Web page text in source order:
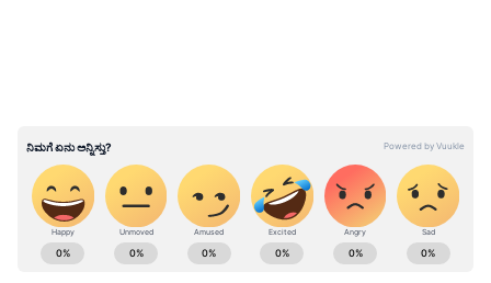
ABOUT THE AUTHOR